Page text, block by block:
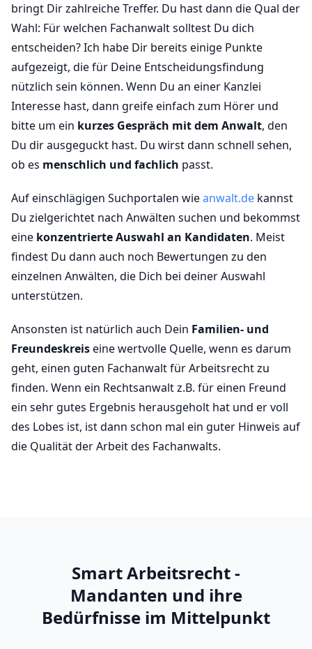
bringt Dir zahlreiche Treffer. Du hast dann die Qual der
Wahl: Für welchen Fachanwalt solltest Du dich
entscheiden? Ich habe Dir bereits einige Punkte
aufgezeigt, die für Deine Entscheidungsfindung
nützlich sein können. Wenn Du an einer Kanzlei
Interesse hast, dann greife einfach zum Hörer und
bitte um ein kurzes Gespräch mit dem Anwalt, den
Du dir ausgeguckt hast. Du wirst dann schnell sehen,
ob es menschlich und fachlich passt.
Auf einschlägigen Suchportalen wieanwalt.de kannst
Du zielgerichtet nach Anwälten suchen und bekommst
eine konzentrierte Auswahl an Kandidaten. Meist
findest Du dann auch noch Bewertungen zu den
einzelnen Anwälten, die Dich bei deiner Auswahl
unterstützen.
Ansonsten ist natürlich auch Dein Familien- und
Freundeskreiseine wertvolle Quelle, wenn es darum
geht, einen guten Fachanwalt für Arbeitsrecht zu
finden. Wenn ein Rechtsanwalt z.B. für einen Freund
ein sehr gutes Ergebnis herausgeholt hat und er voll
des Lobes ist, ist dann schon mal ein guter Hinweis auf
die Qualität der Arbeit des Fachanwalts.
Smart Arbeitsrecht -
Mandanten und ihre
Bedürfnisse im Mittelpunkt